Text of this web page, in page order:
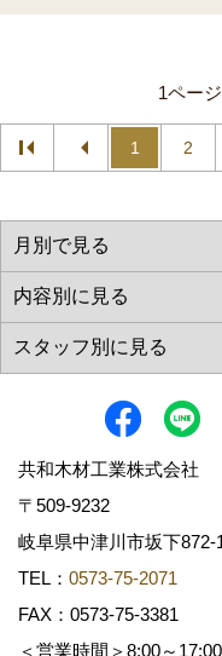
1ペー
1 2
共和木材工業株式会社
〒509-9232
岐阜県中津川市坂下
TEL： 0573-75-2071
FAX：0573-75-3381
＜営業時間＞8:00～